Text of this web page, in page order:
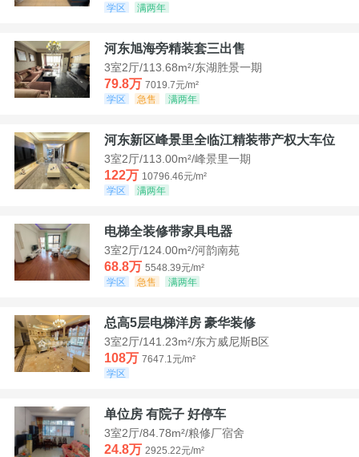
学区
满两年
河东旭海旁精装套三出售
3室2厅/113.68m²/东湖胜景一期
79.8万 7019.7元/m²
学区
急售 满两年
河东新区峰景里全临江精装带产权大车位
3室2厅/113.00m²/峰景里一期
122万 10796.46元/m²
学区
满两年
电梯全装修带家具电器
3室2厅/124.00m²/河韵南苑
68.8万 5548.39元/m²
学区
急售 满两年
总高5层电梯洋房 豪华装修
3室2厅/141.23m²/东方威尼斯B区
108万 7647.1元/m²
学区
单位房 有院子 好停车
3室2厅/84.78m²/粮修厂宿舍
24.8万 2925.22元/m²